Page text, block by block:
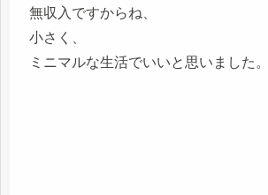
無収入ですからね、
小さく、
ミニマルな生活でいいと思いました。